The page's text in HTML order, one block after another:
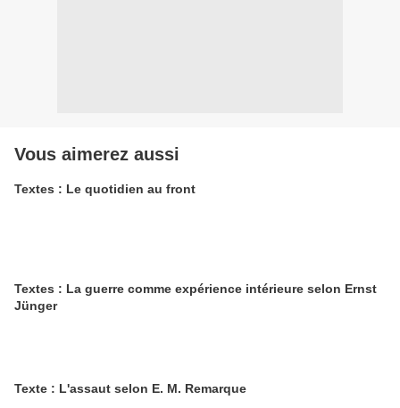
Vous aimerez aussi
Textes : Le quotidien au front
Textes : La guerre comme expérience intérieure selon Ernst
Jünger
Texte : L'assaut selon E. M. Remarque